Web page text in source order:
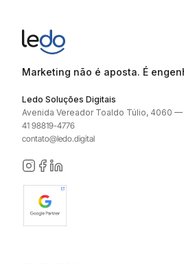
Marketing não é aposta. É
Ledo Soluções Digitais
Avenida Vereador Toaldo Túlio, 4060 —
41 98819-4776
contato@ledo.digital